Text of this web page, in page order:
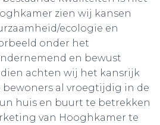
zien wij kansen
ecologie en
onder het
en bewust
achten wij het kansrijk
al vroegtijdig in de
huis en buurt te betrekken
van Hooghkamer te